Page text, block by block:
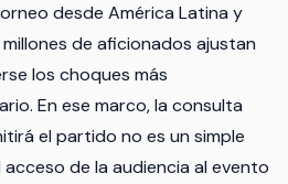
desde América Latina y
de aficionados ajustan
los choques más
En ese marco, la consulta
el partido no es un simple
de la audiencia al evento